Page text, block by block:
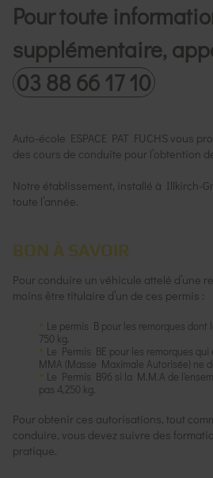
Pour toute
supplémentaire,
03 88 66 17 10
Auto-école ESPACE PAT FUCHS vous
des cours de conduite pour l’obtention
Notre établissement, installé à Illkirch-
toute l’année.
BON À SAVOIR
Pour conduire un véhicule attelé d’une
moins être titulaire d’un de ces permis :
Le permis B pour les remorques dont
750 kg.
Le Permis BE pour les remorques
MMA (Masse Maximale Autorisée) ne
Le Permis B96 si la M.M.A de
pas 4,250 kg.
Pour obtenir ces autorisations, tout
conduire, vous devez suivre des
pratique.